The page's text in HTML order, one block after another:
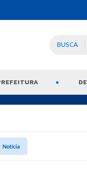
BUSCA
Notícia